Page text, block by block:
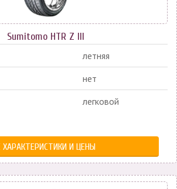
Sumitomo HTR Z III
летняя
нет
легковой
ХАРАКТЕРИСТИКИ И ЦЕНЫ